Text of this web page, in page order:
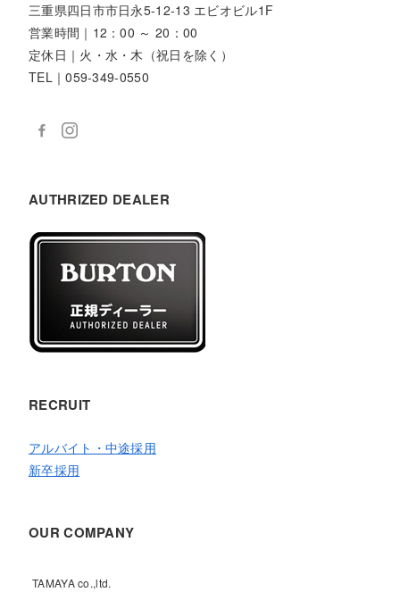
三重県四日市市日永5-12-13 エビオビル1F
営業時間｜12：00 ～ 20：00
定休日｜火・水・木（祝日を除く）
TEL｜059-349-0550
AUTHRIZED DEALER
RECRUIT
アルバイト・中途採用
新卒採用
OUR COMPANY
TAMAYA co.,ltd.